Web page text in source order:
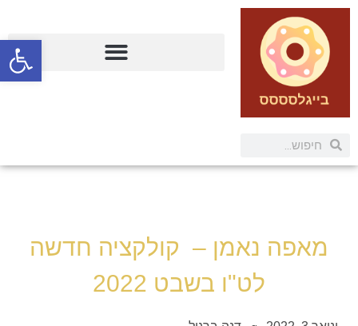
מאפה נאמן – קולקציה חדשה
לט"ו בשבט 2022